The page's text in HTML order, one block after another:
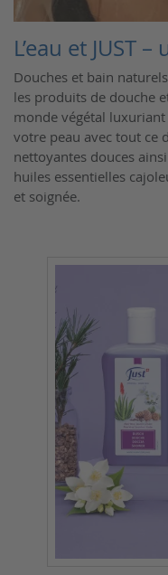
Soins pour bébés
Brosses pour le
L’eau et JUST
Douches et bain
les produits de douche
monde végétal
votre peau avec tout ce
nettoyantes douces
huiles essentielles
et soignée.